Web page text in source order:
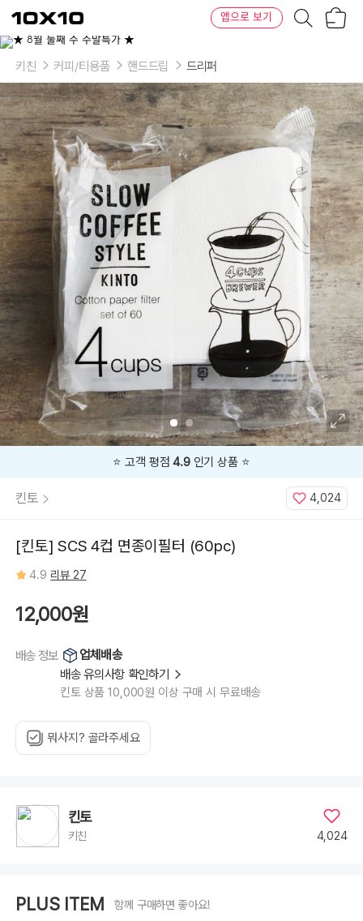
텐
바
텐
앱으로 보기
키친 커피/티용품 핸드드립 드리퍼
⭐️ 고객 평점4.9인기 상품 ⭐️
킨토 4,024
[킨토] SCS 4컵 면종이필터 (60pc)
4.9 리뷰 27
12,000원
배송 정보
업체배송
배송 유의사항 확인하기
킨토 상품 10,000원 이상 구매 시 무료배송
뭐사지? 골라주세요
킨토
키친 4,024
PLUS ITEM 함께 구매하면 좋아요!